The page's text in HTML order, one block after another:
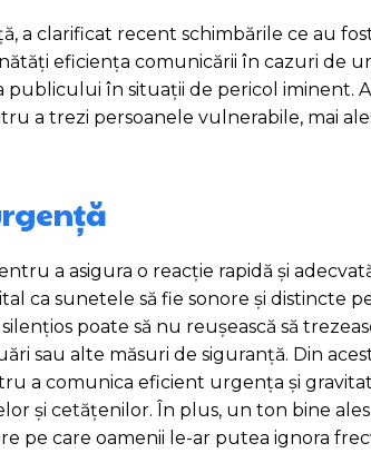
a clarificat recent schimbările ce au
eficiența comunicării în cazuri de
în situații de pericol iminent.
a trezi persoanele vulnerabile, mai
a asigura o reacție rapidă și
ca sunetele să fie sonore și distincte
poate să nu reușească să
sau alte măsuri de siguranță. Din
a comunica eficient urgența și
și cetățenilor. În plus, un ton bine
pe care oamenii le-ar putea ignora